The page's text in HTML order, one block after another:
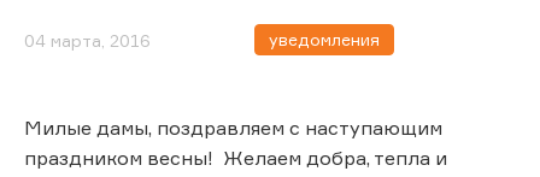
04 марта, 2016 уведомления
Милые дамы, поздравляем с наступающим
праздником весны! Желаем добра, тепла и